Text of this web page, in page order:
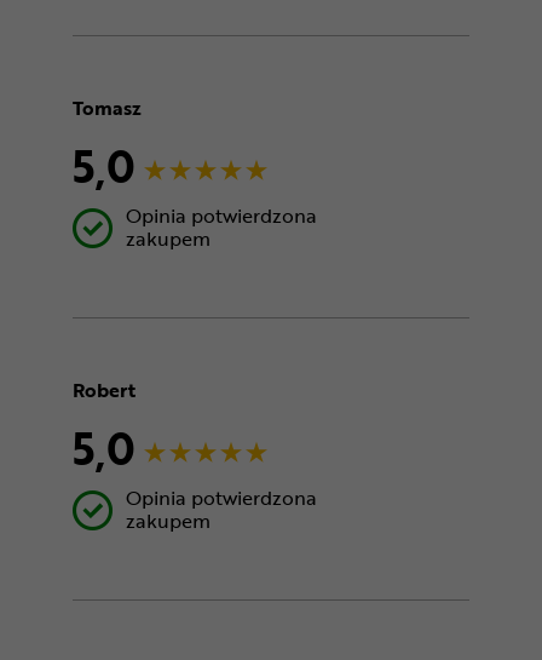
Tomasz
5,0
Opinia potwierdzona
zakupem
Robert
5,0
Opinia potwierdzona
zakupem